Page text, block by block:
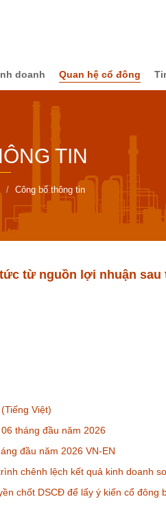
doanh Quan hệ cổ đông
TIN
Công bố thông tin
từ nguồn lợi nhuận
Việt)
tháng đầu năm 2026
đầu năm 2026 VN-EN
chênh lệch kết quả kinh doanh
chốt DSCĐ để lấy ý kiến cổ đông